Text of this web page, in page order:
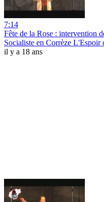
7:14
Fête de la Rose : intervention
Socialiste en Corrèze L'Espoir
il y a 18 ans